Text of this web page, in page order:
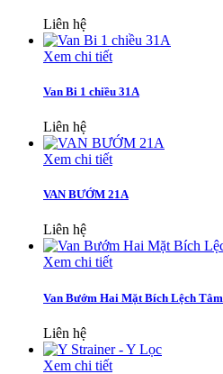
Liên hệ
Xem chi tiết
Van Bi 1 chiều 31A
Liên hệ
Xem chi tiết
VAN BƯỚM 21A
Liên hệ
Xem chi tiết
Van Bướm Hai Mặt Bích Lệch Tâm
Liên hệ
Xem chi tiết